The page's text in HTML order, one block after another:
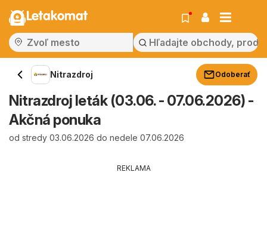
Letakomat
Nitrazdroj Odoberať
Nitrazdroj leták (03.06. - 07.06.2026) -
Akčná ponuka
od stredy 03.06.2026 do nedele 07.06.2026
REKLAMA